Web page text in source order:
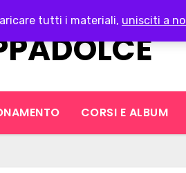
tutti i materiali, unisciti a
CORSI E ALBUM